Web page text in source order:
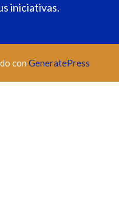
iniciativas.
con GeneratePress